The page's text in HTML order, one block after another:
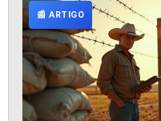
📰 ARTIGO